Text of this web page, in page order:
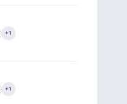
+1
+1